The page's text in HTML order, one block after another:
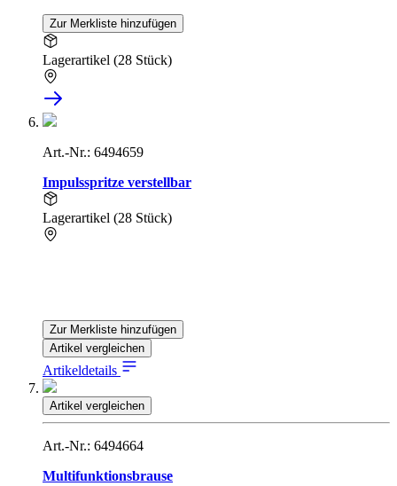
Zur Merkliste hinzufügen
Lagerartikel (28 Stück)
Art.-Nr.: 6494659
Impulsspritze verstellbar
Lagerartikel (28 Stück)
Zur Merkliste hinzufügen
Artikel vergleichen
Artikeldetails
Artikel vergleichen
Art.-Nr.: 6494664
Multifunktionsbrause